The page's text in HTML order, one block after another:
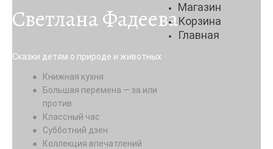
Светлана Фадеева
Сказки детям о природе и животных
Магазин
Корзина
Главная
Книжная кухня
Большая перемена — за или
против
Классный час
Субботний дзен
Коллекция впечатлений